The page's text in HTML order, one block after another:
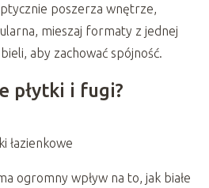
poszerza wnętrze,
mieszaj formaty z jednej
aby zachować spójność.
płytki i fugi?
ogromny wpływ na to, jak białe